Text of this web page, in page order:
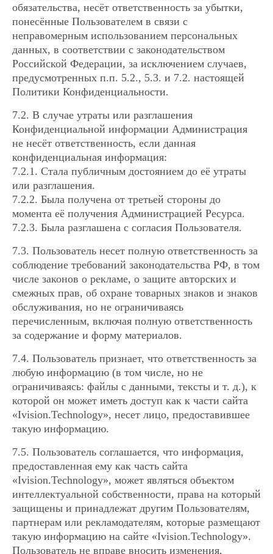
обязательства, несёт ответственность за убытки,
понесённые Пользователем в связи с
неправомерным использованием персональных
данных, в соответствии с законодательством
Российской Федерации, за исключением случаев,
предусмотренных п.п. 5.2., 5.3. и 7.2. настоящей
Политики Конфиденциальности.
7.2. В случае утраты или разглашения
Конфиденциальной информации Администрация
не несёт ответственность, если данная
конфиденциальная информация:
7.2.1. Стала публичным достоянием до её утраты
или разглашения.
7.2.2. Была получена от третьей стороны до
момента её получения Администрацией Ресурса.
7.2.3. Была разглашена с согласия Пользователя.
7.3. Пользователь несет полную ответственность за
соблюдение требований законодательства РФ, в том
числе законов о рекламе, о защите авторских и
смежных прав, об охране товарных знаков и знаков
обслуживания, но не ограничиваясь
перечисленным, включая полную ответственность
за содержание и форму материалов.
7.4. Пользователь признает, что ответственность за
любую информацию (в том числе, но не
ограничиваясь: файлы с данными, тексты и т. д.), к
которой он может иметь доступ как к части сайта
«Ivision.Technology», несет лицо, предоставившее
такую информацию.
7.5. Пользователь соглашается, что информация,
предоставленная ему как часть сайта
«Ivision.Technology», может являться объектом
интеллектуальной собственности, права на который
защищены и принадлежат другим Пользователям,
партнерам или рекламодателям, которые размещают
такую информацию на сайте «Ivision.Technology».
Пользователь не вправе вносить изменения,